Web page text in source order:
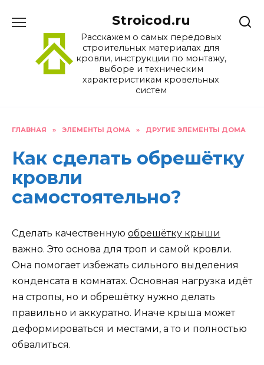
содержанию
Stroicod.ru
Расскажем о самых передовых
строительных материалах для
кровли, инструкции по монтажу,
выборе и техническим
характеристикам кровельных
систем
ГЛАВНАЯ » ЭЛЕМЕНТЫ ДОМА » ДРУГИЕ ЭЛЕМЕНТЫ ДОМА
Как сделать обрешётку
кровли
самостоятельно?
Сделать качественную обрешётку крыши
важно. Это основа для троп и самой кровли.
Она помогает избежать сильного выделения
конденсата в комнатах. Основная нагрузка идёт
на стропы, но и обрешётку нужно делать
правильно и аккуратно. Иначе крыша может
деформироваться и местами, а то и полностью
обвалиться.